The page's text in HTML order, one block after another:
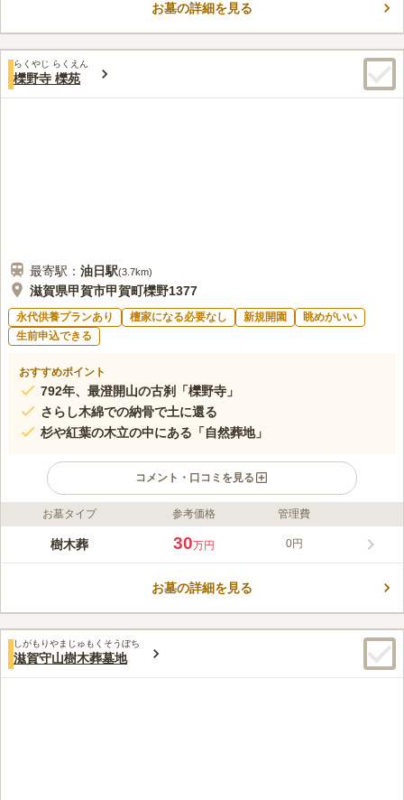
生墓となり、個別に埋葬されます。1～4名で利用でき、生前購入
「赤光」へ合葬されます。こちらも生前購入の場合は年間管理費
10,000円/年が必要です。また、ペット墓「白光」もあります。
口コミ評価
みんなの評価
50代男性
霊園の日当たりが良く季節の花々が植えてあり、とても雰囲気が
お墓の詳細を見る
らくやじ らくえん
櫟野寺 櫟苑
最寄駅： 油日駅(3.7km)
滋賀県甲賀市甲賀町櫟野1377
永代供養プランあり 檀家になる必要なし 新規開園
眺めがいい
生前申込できる
おすすめポイント
792年、最澄開山の古刹「櫟野寺」
さらし木綿での納骨で土に還る
杉や紅葉の木立の中にある「自然葬地」
コメント・口コミを見る
ライフドット編集部のコメント
櫟野寺 櫟苑は、甲賀市にある櫟野寺境内の樹木葬地です。櫟野
一面観音坐像で、その大きさは日本最大です。平安後期の作で、
す。また永代供養つきですので、後継ぎに不安のある方や、改
葬、墓じまいをしたい方にもおすすめのお墓です。
口コミ評価
この霊園はまだ誰からも評価されていません。
お墓タイプ 参考価格 管理費
樹木葬 30万円 0円
お墓の詳細を見る
しがもりやまじゅもくそうぼち
滋賀守山樹木葬墓地